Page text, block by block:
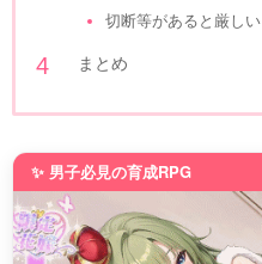
切断等があると厳しい
まとめ
✨ 男子必見の育成RPG